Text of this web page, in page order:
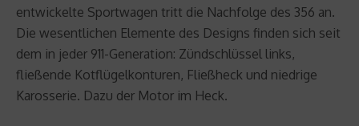
entwickelte Sportwagen tritt die Nachfolge des 356 an.
Die wesentlichen Elemente des Designs finden sich seit
dem in jeder 911-Generation: Zündschlüssel links,
fließende Kotflügelkonturen, Fließheck und niedrige
Karosserie. Dazu der Motor im Heck.